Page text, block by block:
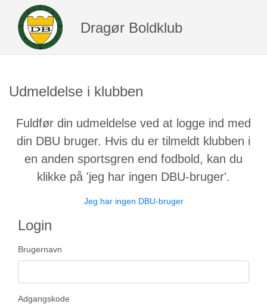
Dragør Boldklub
Udmeldelse i klubben
Fuldfør din udmeldelse ved at logge ind med
din DBU bruger. Hvis du er tilmeldt klubben i
en anden sportsgren end fodbold, kan du
klikke på 'jeg har ingen DBU-bruger'.
Jeg har ingen DBU-bruger
Login
Brugernavn
Adgangskode